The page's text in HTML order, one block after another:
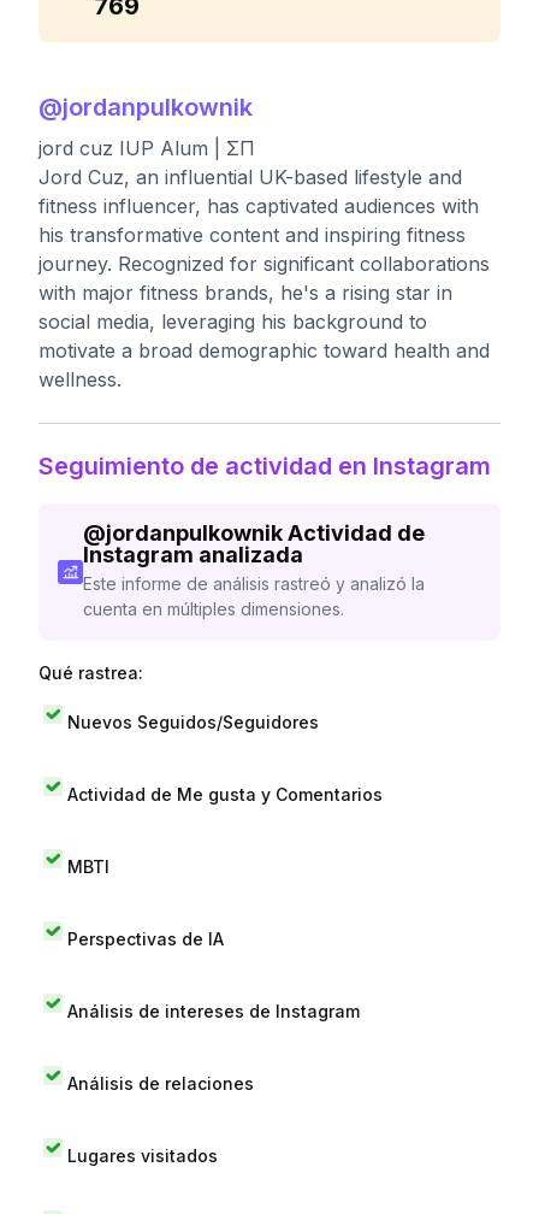
769
@jordanpulkownik
jord cuz IUP Alum | ΣΠ
Jord Cuz, an influential UK-based lifestyle and
fitness influencer, has captivated audiences with
his transformative content and inspiring fitness
journey. Recognized for significant collaborations
with major fitness brands, he's a rising star in
social media, leveraging his background to
motivate a broad demographic toward health and
wellness.
Seguimiento de actividad en Instagram
@jordanpulkownikActividad de
Instagram analizada
Este informe de análisis rastreó y analizó la
cuenta en múltiples dimensiones.
Qué rastrea:
Nuevos Seguidos/Seguidores
Actividad de Me gusta y Comentarios
MBTI
Perspectivas de IA
Análisis de intereses de Instagram
Análisis de relaciones
Lugares visitados